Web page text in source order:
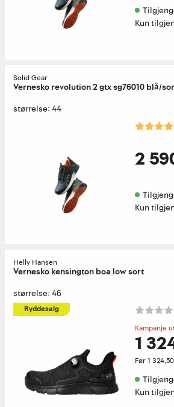
Kun
Solid Gear
Vernesko revolution 2 gtx sg76010 blå/
størrelse: 44
2
Kun
Helly Hansen
Vernesko kensington boa low sort
størrelse: 46
Ryddesalg
Kampanje
1
Før1 324,50
Kun